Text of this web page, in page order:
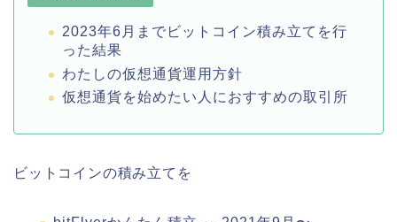
2023年6月までビットコイン積み立てを行
った結果
わたしの仮想通貨運用方針
仮想通貨を始めたい人におすすめの取引所
ビットコインの積み立てを